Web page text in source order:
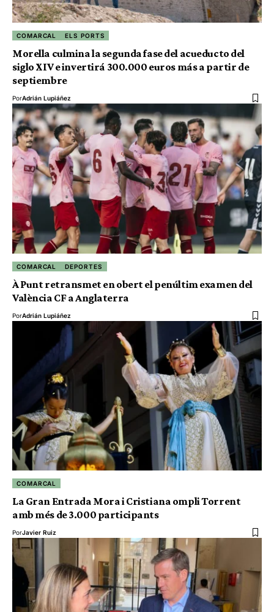
COMARCAL ELS PORTS
Morella culmina la segunda fase del acueducto del
siglo XIV e invertirá 300.000 euros más a partir de
septiembre
PorAdrián Lupiáñez
COMARCAL DEPORTES
À Punt retransmet en obert el penúltim examen del
València CF a Anglaterra
PorAdrián Lupiáñez
COMARCAL
La Gran Entrada Mora i Cristiana ompli Torrent
amb més de 3.000 participants
PorJavier Ruiz